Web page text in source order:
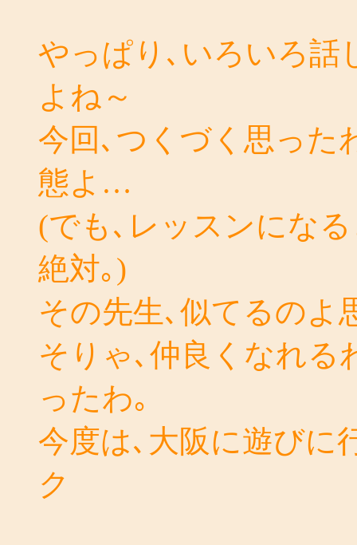
やっぱり､いろいろ話
よね～
今回､つくづく思った
態よ…
(でも､レッスンにな
絶対｡)
その先生､似てるの
そりゃ､仲良くなれ
ったわ｡
今度は､大阪に遊びに
ク